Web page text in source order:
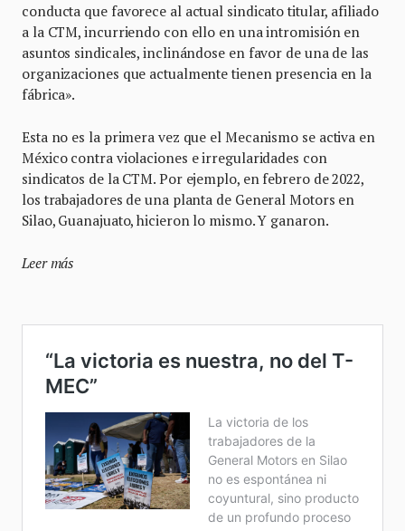
conducta que favorece al actual sindicato titular, afiliado
a la CTM, incurriendo con ello en una intromisión en
asuntos sindicales, inclinándose en favor de una de las
organizaciones que actualmente tienen presencia en la
fábrica».
Esta no es la primera vez que el Mecanismo se activa en
México contra violaciones e irregularidades con
sindicatos de la CTM. Por ejemplo, en febrero de 2022,
los trabajadores de una planta de General Motors en
Silao, Guanajuato, hicieron lo mismo. Y ganaron.
Leer más